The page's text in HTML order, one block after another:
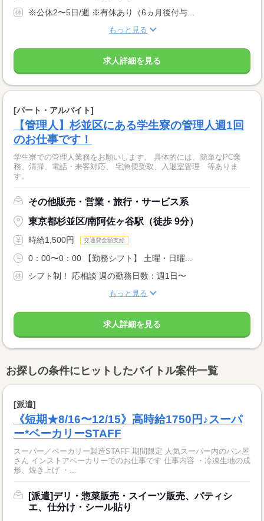
※公休2〜5日/週 ※有休あり（6ヵ月後付与...
もっと見る
求人詳細を見る
[パート・アルバイト]
【管理人】杉並区にある学生寮の管理人週1回
のお仕事です！
学生寮での管理人業務をお願いします。 具体的には、簡単なPC業
務、清掃、電話・来客対応、 宅急便受取、入退室管理 等ありま
す。
その他販売・営業・旅行・サービス系
東京都杉並区/南阿佐ヶ谷駅（徒歩 9分）
時給1,500円 交通費全額支給
0：00〜0：00 【勤務シフト】 土曜・日曜...
シフト制！ 応相談 週の勤務日数：週1日〜
もっと見る
求人詳細を見る
お探しの条件にヒットしたバイトル案件一覧
[派遣]
《短期★8/16〜12/15》高時給1750円♪スーパ
ー*ベーカリーSTAFF
スーパー／ベーカリー製造STAFF 期間限定 人気スーパー内のパン屋
さん インストアベーカリーでのお仕事です 仕事内容 ・冷凍生地の成
形、焼き上げ ・...
[派遣]デリ・惣菜販売・スイーツ販売、パティシ
エ、仕分け・シール貼り